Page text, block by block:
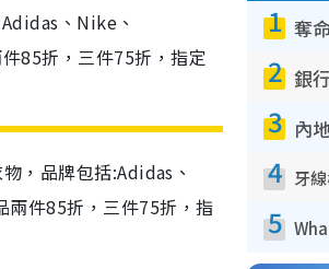
、Nike、
85折，三件75折，指定
，品牌包括:Adidas、
件85折，三件75折，指
1
2
3
4
5